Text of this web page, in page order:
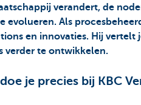
verandert, de
evolueren. Als
en innovaties. Hij vertelt
verder te ontwikkelen.
je precies bij KBC